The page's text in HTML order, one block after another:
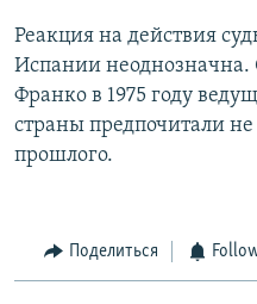
Реакция на действия
Испании
Франко в 1975 году
страны предпочитали
прошлого.
Поделиться